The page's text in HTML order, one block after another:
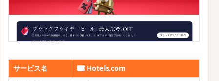
サービス名
Hotels.com